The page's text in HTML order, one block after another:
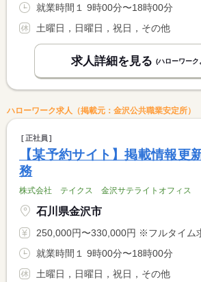
就業時間１ 9時00分〜18時00分
土曜日，日曜日，祝日，その他
求人詳細を見る (ハローワーク
ハローワーク求人（掲載元：金沢公共職業安定所）
正社員
【某予約サイト】掲載情報更
務
株式会社 テイクス 金沢サテライトオフィス
石川県金沢市
250,000円〜330,000円 ※フルタイム求人の場合は月額（換算額）、パート求人の
就業時間１ 9時00分〜18時00分
土曜日，日曜日，祝日，その他